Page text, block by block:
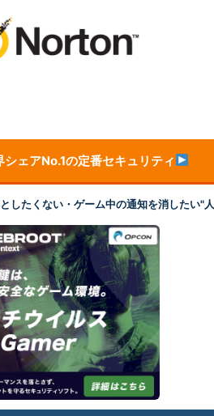
シェアNo.1の定番セキュリティ
したくない・ゲーム中の通知を消したい"人